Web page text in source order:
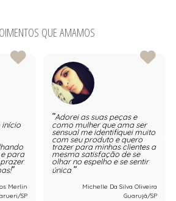
QUE AMAMOS
início
para
Merlin
SP
Adorei as suas peças e
como mulher que ama ser
sensual me identifiquei muito
com seu produto e quero
trazer para minhas clientes a
mesma satisfação de se
olhar no espelho e se sentir
única
Michelle Da Silva Oliveira
Guarujá/SP